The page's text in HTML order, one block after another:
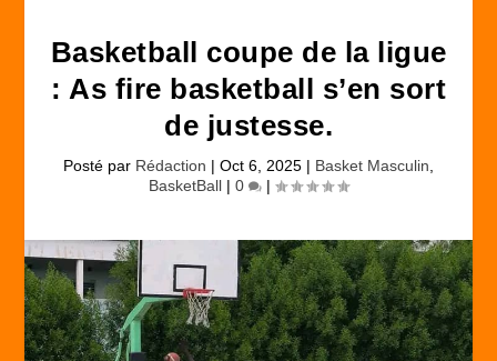
Basketball coupe de la ligue
: As fire basketball s’en sort
de justesse.
Posté par Rédaction | Oct 6, 2025 | Basket Masculin
BasketBall | 0 |